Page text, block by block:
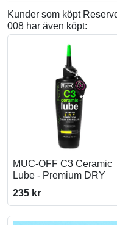
Kunder som köpt
008 har även köpt:
MUC-OFF C3 Ceramic
Lube - Premium DRY
235 kr